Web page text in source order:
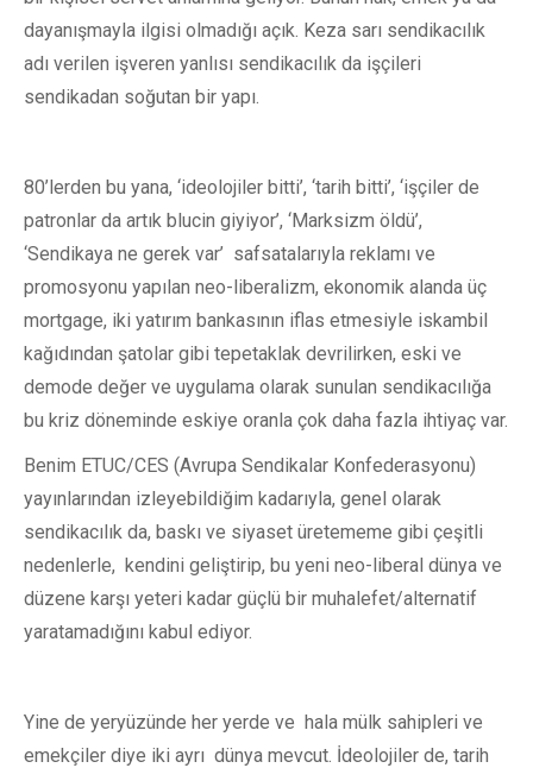
dayanışmayla ilgisi olmadığı açık. Keza sarı sendikacılık
adı verilen işveren yanlısı sendikacılık da işçileri
sendikadan soğutan bir yapı.
80’lerden bu yana, ‘ideolojiler bitti’, ‘tarih bitti’, ‘işçiler de
patronlar da artık blucin giyiyor’, ‘Marksizm öldü’,
‘Sendikaya ne gerek var’ safsatalarıyla reklamı ve
promosyonu yapılan neo-liberalizm, ekonomik alanda üç
mortgage, iki yatırım bankasının iflas etmesiyle iskambil
kağıdından şatolar gibi tepetaklak devrilirken, eski ve
demode değer ve uygulama olarak sunulan sendikacılığa
bu kriz döneminde eskiye oranla çok daha fazla ihtiyaç var.
Benim ETUC/CES (Avrupa Sendikalar Konfederasyonu)
yayınlarından izleyebildiğim kadarıyla, genel olarak
sendikacılık da, baskı ve siyaset üretememe gibi çeşitli
nedenlerle, kendini geliştirip, bu yeni neo-liberal dünya ve
düzene karşı yeteri kadar güçlü bir muhalefet/alternatif
yaratamadığını kabul ediyor.
Yine de yeryüzünde her yerde ve hala mülk sahipleri ve
emekçiler diye iki ayrı dünya mevcut. İdeolojiler de, tarih